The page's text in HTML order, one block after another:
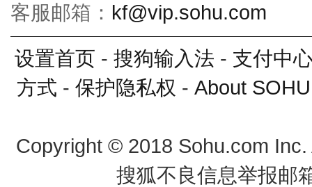
客服邮箱： kf@vip.sohu.com
设置首页 - 搜狗输入法 - 支付中
方式 - 保护隐私权 - About SOHU
Copyright © 2018 Sohu.com
搜狐不良信息举报邮